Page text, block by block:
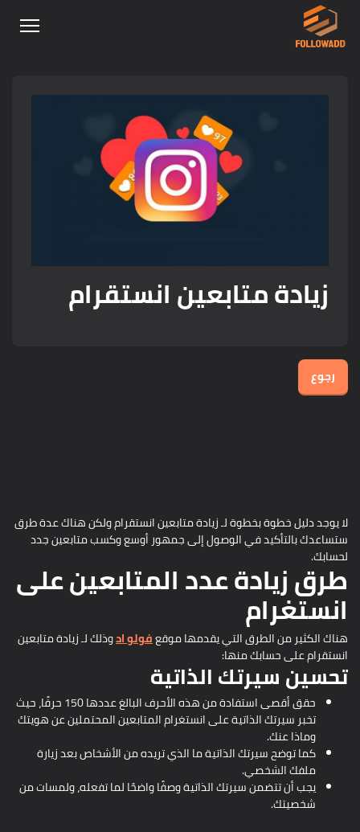
زيادة متابعين انستقرام
رجوع
لا يوجد دليل خطوة بخطوة لـ زيادة متابعين انستقرام ولكن هناك عدة طرق
ستساعدك بالتأكيد في الوصول إلى جمهور أوسع وكسب متابعين جدد
لحسابك.
طرق زيادة عدد المتابعين على
انستغرام
هناك الكثير من الطرق التي يقدمها موقعفولو ادوذلك لـ زيادة متابعين
انستقرام على حسابك منها:
تحسين سيرتك الذاتية
حقق أقصى استفادة من هذه الأحرف البالغ عددها 150 حرفًا، حيث
تخبر سيرتك الذاتية على انستغرام المتابعين المحتملين عن هويتك
وماذا عنك.
كما توضح سيرتك الذاتية ما الذي تريده من الأشخاص بعد زيارة
ملفك الشخصي.
يجب أن تتضمن سيرتك الذاتية وصفًا واضحًا لما تفعله، ولمسات من
شخصيتك.